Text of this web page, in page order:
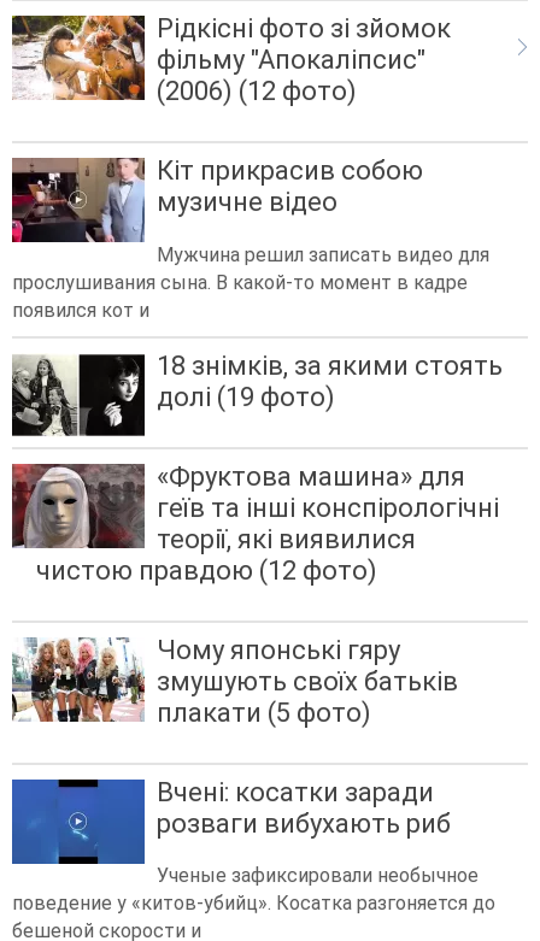
Рідкісні фото зі зйомок
фільму "Апокаліпсис"
(2006) (12 фото)
Кіт прикрасив собою
музичне відео
Мужчина решил записать видео для
прослушивания сына. В какой-то момент в кадре
появился кот и
18 знімків, за якими стоять
долі (19 фото)
«Фруктова машина» для
геїв та інші конспірологічні
теорії, які виявилися
чистою правдою (12 фото)
Чому японські гяру
змушують своїх батьків
плакати (5 фото)
Вчені: косатки заради
розваги вибухають риб
Ученые зафиксировали необычное
поведение у «китов-убийц». Косатка разгоняется до
бешеной скорости и